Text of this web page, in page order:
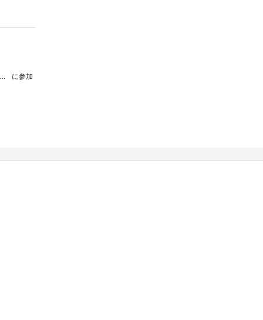
『演劇の問いを育てる〜てつがく対話・永井玲衣〜』 に参加